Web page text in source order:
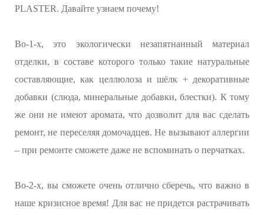
PLASTER. Давайте узнаем почему!
Во-1-х, это экологически незапятнанный материал
отделки, в составе которого только такие натуральные
составляющие, как целлюлоза и шёлк + декоративные
добавки (слюда, минеральные добавки, блестки). К тому
же они не имеют аромата, что дозволит для вас сделать
ремонт, не переселяя домочадцев. Не вызывают аллергии
– при ремонте сможете даже не вспоминать о перчатках.
Во-2-х, вы сможете очень отлично сберечь, что важно в
наше кризисное время! Для вас не придется растрачивать